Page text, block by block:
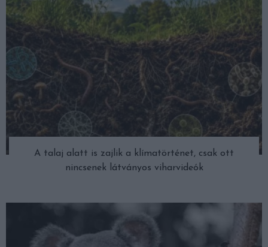
A talaj alatt is zajlik a klímatörténet, csak ott
nincsenek látványos viharvideók